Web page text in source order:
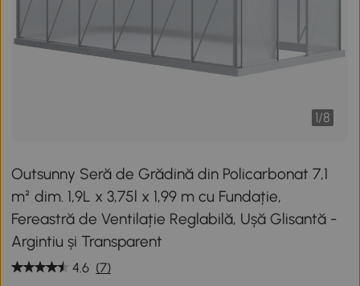
1/8
Outsunny Seră de Grădină din Policarbonat 7,1
m² dim. 1,9L x 3,75l x 1,99 m cu Fundație,
Fereastră de Ventilație Reglabilă, Ușă Glisantă -
Argintiu și Transparent
4.6 (7)